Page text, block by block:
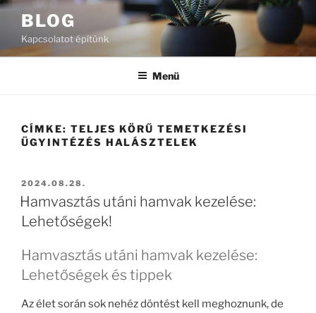
Tartalomhoz
BLOG
Kapcsolatot építünk
Menü
CÍMKE: TELJES KÖRŰ TEMETKEZÉSI
ÜGYINTÉZÉS HALÁSZTELEK
BEKÜLDVE:
2024.08.28.
Hamvasztás utáni hamvak kezelése:
Lehetőségek!
Hamvasztás utáni hamvak kezelése:
Lehetőségek és tippek
Az élet során sok nehéz döntést kell meghoznunk, de